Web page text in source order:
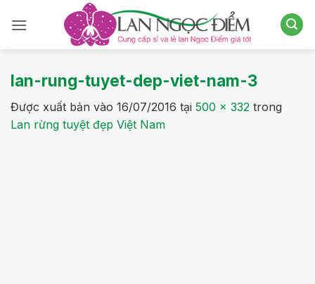
qua
lan-rung-tuyet-dep-viet-nam-3
Được xuất bản vào 16/07/2016 tại 500 × 332 trong
Lan rừng tuyệt đẹp Việt Nam